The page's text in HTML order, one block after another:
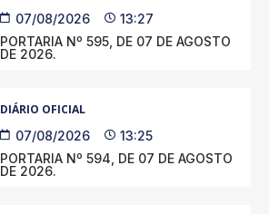
07/08/2026
13:27
PORTARIA Nº 595, DE 07 DE AGOSTO
DE 2026.
DIÁRIO OFICIAL
07/08/2026
13:25
PORTARIA Nº 594, DE 07 DE AGOSTO
DE 2026.